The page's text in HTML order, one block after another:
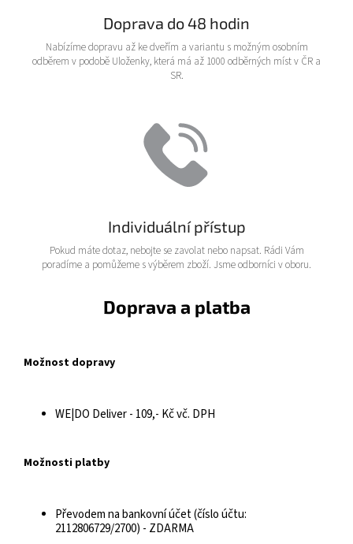
Doprava do 48 hodin
Nabízíme dopravu až ke dveřím a variantu s možným osobním
odběrem v podobě Uloženky, která má až 1000 odběrných míst v ČR a
SR.
Individuální přístup
Pokud máte dotaz, nebojte se zavolat nebo napsat. Rádi Vám
poradíme a pomůžeme s výběrem zboží. Jsme odborníci v oboru.
Doprava a platba
Možnost dopravy
WE|DO Deliver - 109,- Kč vč. DPH
Možnosti platby
Převodem na bankovní účet (číslo účtu:
2112806729/2700) - ZDARMA